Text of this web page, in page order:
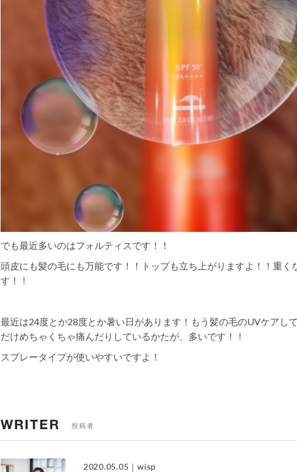
でも最近多いのはフォルティスです！！
頭皮にも髪の毛にも万能です！！トップも立ち上がりますよ！！重く
す！！
最近は24度とか28度とか暑い日があります！もう髪の毛のUVケアし
だけめちゃくちゃ痛んだりしているかたが、多いです！！
スプレータイプが使いやすいですよ！
WRITER 投稿者
2020.05.05 ｜wisp